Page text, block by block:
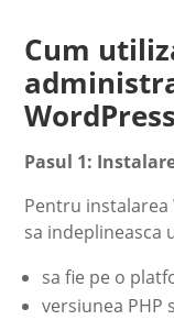
Cum
Pasul 1:
Pentru instalarea
sa indeplineasca
sa fie pe o
versiunea PHP